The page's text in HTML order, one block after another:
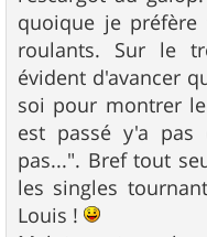
quoique je
roulants. Sur le
évident d'avancer
soi pour montrer
est passé y'a
pas...". Bref tout
les singles
Louis !